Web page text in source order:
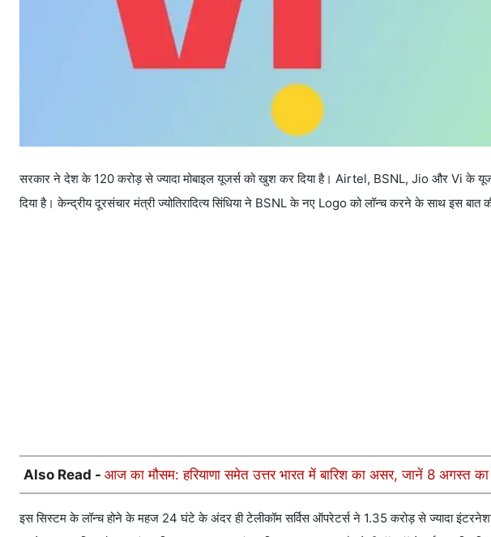
सरकार ने देश के 120 करोड़ से ज्यादा मोबाइल यूजर्स को खुश कर दिया है। Airtel, BSNL, Jio और Vi के
दिया है। केन्द्रीय दूरसंचार मंत्री ज्योतिरादित्य सिंधिया ने BSNL के नए Logo को लॉन्च करने के साथ इस बात
Also Read - आज का मौसम: हरियाणा समेत उत्तर भारत में बारिश का असर, जानें 8 अगस्त
इस सिस्टम के लॉन्च होने के महज 24 घंटे के अंदर ही टेलीकॉम सर्विस ऑपरेटर्स ने 1.35 करोड़ से ज्यादा